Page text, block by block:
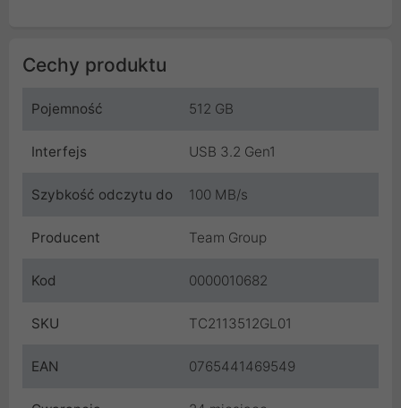
Cechy produktu
Pojemność 512 GB
Interfejs USB 3.2 Gen1
Szybkość odczytu do 100 MB/s
Producent Team Group
Kod 0000010682
SKU TC2113512GL01
EAN 0765441469549